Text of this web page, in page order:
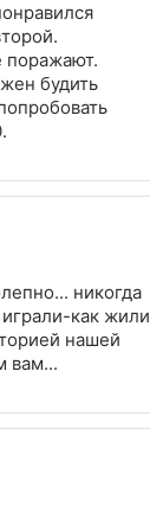
поражают.
будить
никогда
как жили
нашей
вам...